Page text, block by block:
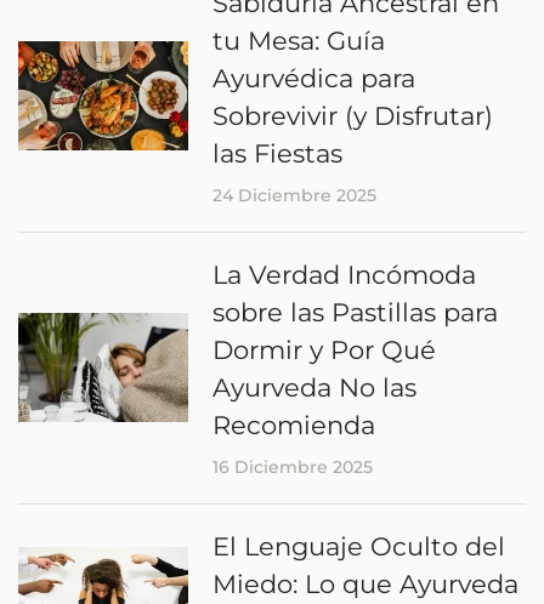
tu Mesa: Guía
Ayurvédica para
Sobrevivir (y Disfrutar)
las Fiestas
24 Diciembre 2025
La Verdad Incómoda
sobre las Pastillas para
Dormir y Por Qué
Ayurveda No las
Recomienda
16 Diciembre 2025
El Lenguaje Oculto del
Miedo: Lo que Ayurveda